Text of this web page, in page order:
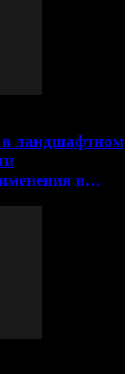
в ландшафтном
в…